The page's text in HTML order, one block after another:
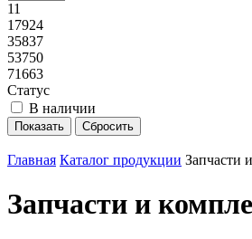
11
17924
35837
53750
71663
Статус
В наличии
Главная Каталог продукции Запчасти
Запчасти и